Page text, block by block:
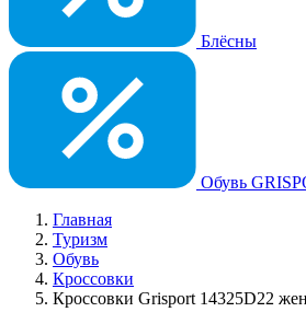
Блёсны
Обувь
Главная
Туризм
Обувь
Кроссовки
Кроссовки Grisport 14325D22